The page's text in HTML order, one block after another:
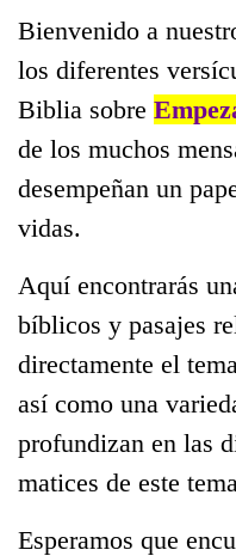
Bienvenido a
los diferentes
Biblia sobre
de los muchos
desempeñan un
vidas.
Aquí encontrarás
bíblicos y pasajes
directamente el
así como una
profundizan en las
matices de este
Esperamos que